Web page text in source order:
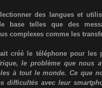
des langues et
base telles que des
complexes comme les
créé le téléphone pour les
le problème que nous
à tout le monde. Ce que
difficultés avec leur